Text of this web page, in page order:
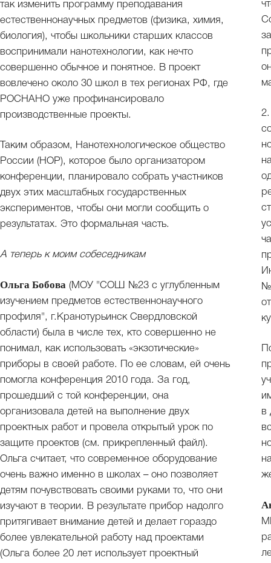
так изменить программу преподавания
естественнонаучных предметов (физика, химия,
биология), чтобы школьники старших классов
воспринимали нанотехнологии, как нечто
совершенно обычное и понятное. В проект
вовлечено около 30 школ в тех регионах РФ, где
РОСНАНО уже профинансировало
производственные проекты.
Таким образом, Нанотехнологическое общество
России (НОР), которое было организатором
конференции, планировало собрать участников
двух этих масштабных государственных
экспериментов, чтобы они могли сообщить о
результатах. Это формальная часть.
А теперь к моим собеседникам
Ольга Бобова (МОУ "СОШ №23 с углубленным
изучением предметов естественнонаучного
профиля", г.Кранотурьинск Свердловской
области) была в числе тех, кто совершенно не
понимал, как использовать «экзотические»
приборы в своей работе. По ее словам, ей очень
помогла конференция 2010 года. За год,
прошедший с той конференции, она
организовала детей на выполнение двух
проектных работ и провела открытый урок по
защите проектов (см. прикрепленный файл).
Ольга считает, что современное оборудование
очень важно именно в школах – оно позволяет
детям почувствовать своими руками то, что они
изучают в теории. В результате прибор надолго
притягивает внимание детей и делает гораздо
более увлекательной работу над проектами
(Ольга более 20 лет использует проектный
№
в